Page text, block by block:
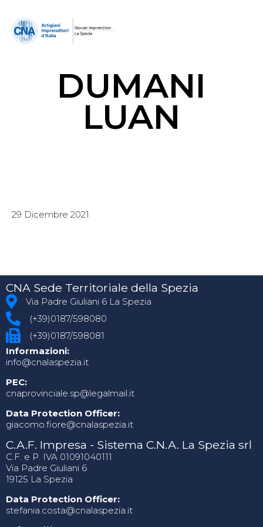
DUMANI
LUAN
29 Dicembre 2021
CNA Sede Territoriale della Spezia
Via Padre Giuliani 6 La Spezia
(+39)0187/598080
(+39)0187/598081
Informazioni:
info@cnalaspezia.it
PEC:
cnaprovinciale.sp@legalmail.it
Data Protection Officer:
giacomo.fiore@cnalaspezia.it
C.A.F. Impresa - Sistema C.N.A. La Spezia srl
C.F. e P. IVA 01091040111
Via Padre Giuliani 6
19125 La Spezia
Data Protection Officer:
stefania.costa@cnalaspezia.it